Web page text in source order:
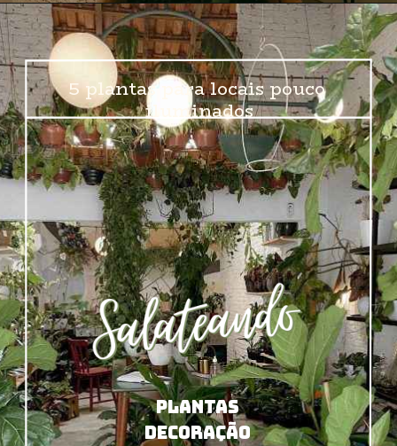
5 plantas para locais pouco
iluminados
PLANTAS
DECORAÇÃO